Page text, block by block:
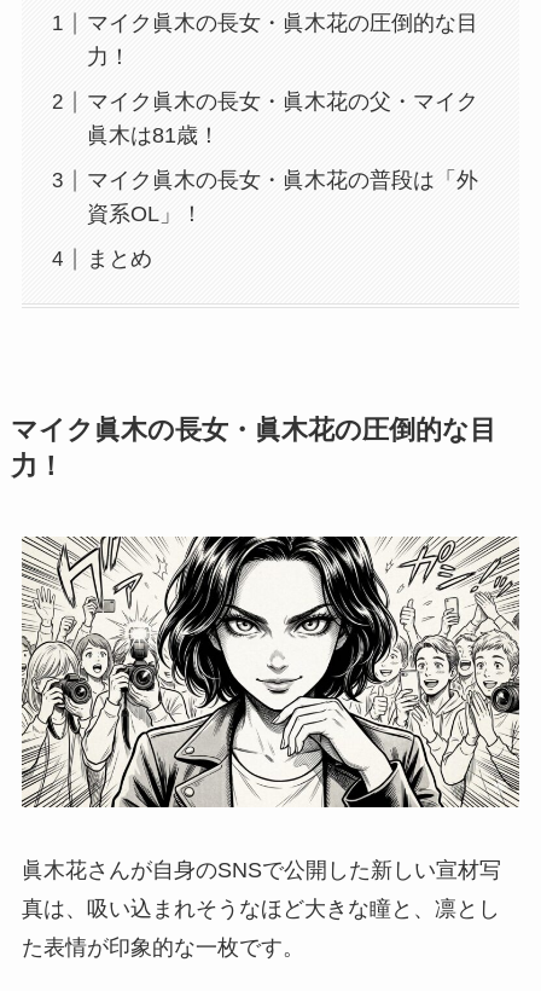
マイク眞木の長女・眞木花の圧倒的な目
力！
マイク眞木の長女・眞木花の父・マイク
眞木は81歳！
マイク眞木の長女・眞木花の普段は「外
資系OL」！
まとめ
マイク眞木の長女・眞木花の圧倒的な目
力！
眞木花さんが自身のSNSで公開した新しい宣材写
真は、吸い込まれそうなほど大きな瞳と、凛とし
た表情が印象的な一枚です。